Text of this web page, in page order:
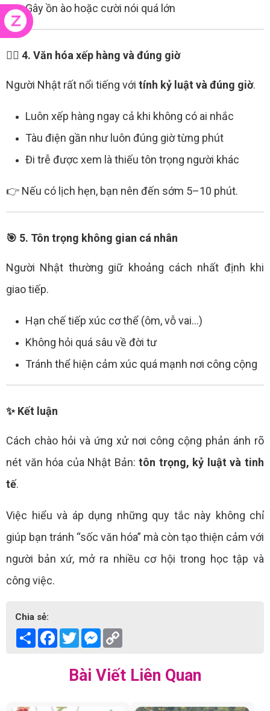
Gây ồn ào hoặc cười nói quá lớn
🚶‍♂️ 4. Văn hóa xếp hàng và đúng giờ
Người Nhật rất nổi tiếng với tính kỷ luật và đúng giờ.
Luôn xếp hàng ngay cả khi không có ai nhắc
Tàu điện gần như luôn đúng giờ từng phút
Đi trễ được xem là thiếu tôn trọng người khác
👉 Nếu có lịch hẹn, bạn nên đến sớm 5–10 phút.
🎯 5. Tôn trọng không gian cá nhân
Người Nhật thường giữ khoảng cách nhất định khi
giao tiếp.
Hạn chế tiếp xúc cơ thể (ôm, vỗ vai…)
Không hỏi quá sâu về đời tư
Tránh thể hiện cảm xúc quá mạnh nơi công cộng
✨ Kết luận
Cách chào hỏi và ứng xử nơi công cộng phản ánh rõ
nét văn hóa của Nhật Bản:tôn trọng, kỷ luật và tinh
tế.
Việc hiểu và áp dụng những quy tắc này không chỉ
giúp bạn tránh “sốc văn hóa” mà còn tạo thiện cảm với
người bản xứ, mở ra nhiều cơ hội trong học tập và
công việc.
Chia sẻ:
Share Facebook
TwitterMessenger
Bài Viết Liên Quan